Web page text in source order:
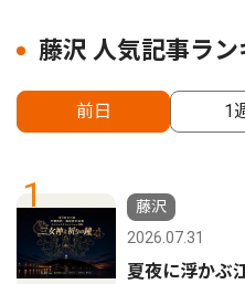
藤沢 人気記事ラン
前日 1
1
藤沢
2026.07.31
夏夜に浮かぶ